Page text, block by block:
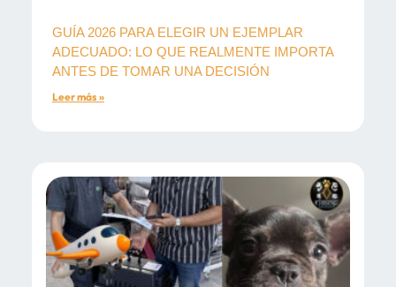
GUÍA 2026 PARA ELEGIR UN EJEMPLAR
ADECUADO: LO QUE REALMENTE IMPORTA
ANTES DE TOMAR UNA DECISIÓN
Leer más »